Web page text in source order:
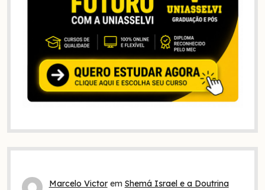
Marcelo Victorem Shemá Israel e a Doutrina